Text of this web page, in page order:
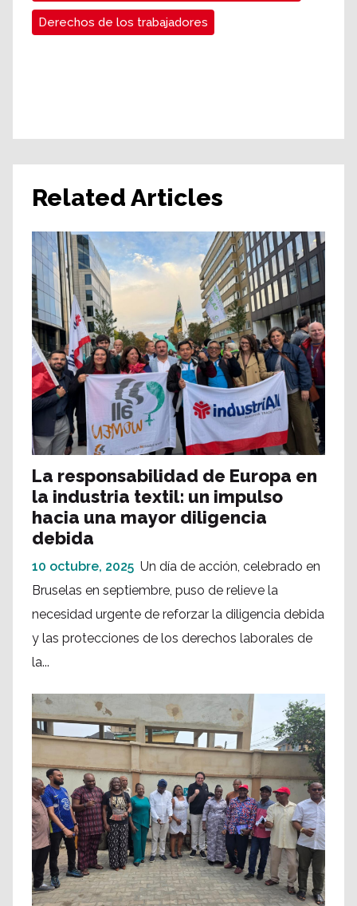
Derechos de los trabajadores
Related Articles
La responsabilidad de Europa en
la industria textil: un impulso
hacia una mayor diligencia
debida
10 octubre, 2025 Un día de acción, celebrado en
Bruselas en septiembre, puso de relieve la
necesidad urgente de reforzar la diligencia debida
y las protecciones de los derechos laborales de
la...